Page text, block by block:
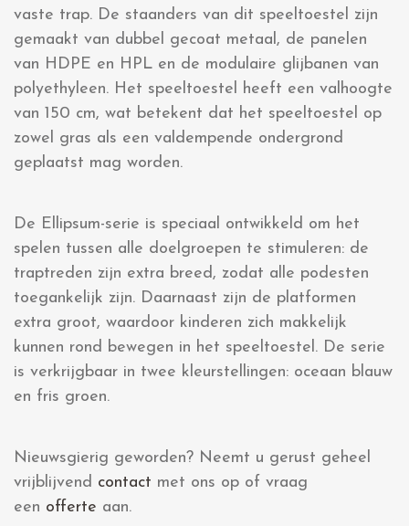
vaste trap. De staanders van dit speeltoestel zijn
gemaakt van dubbel gecoat metaal, de panelen
van HDPE en HPL en de modulaire glijbanen van
polyethyleen. Het speeltoestel heeft een valhoogte
van 150 cm, wat betekent dat het speeltoestel op
zowel gras als een valdempende ondergrond
geplaatst mag worden.
De Ellipsum-serie is speciaal ontwikkeld om het
spelen tussen alle doelgroepen te stimuleren: de
traptreden zijn extra breed, zodat alle podesten
toegankelijk zijn. Daarnaast zijn de platformen
extra groot, waardoor kinderen zich makkelijk
kunnen rond bewegen in het speeltoestel. De serie
is verkrijgbaar in twee kleurstellingen: oceaan blauw
en fris groen.
Nieuwsgierig geworden? Neemt u gerust geheel
vrijblijvend contact met ons op of vraag
een offerte aan.